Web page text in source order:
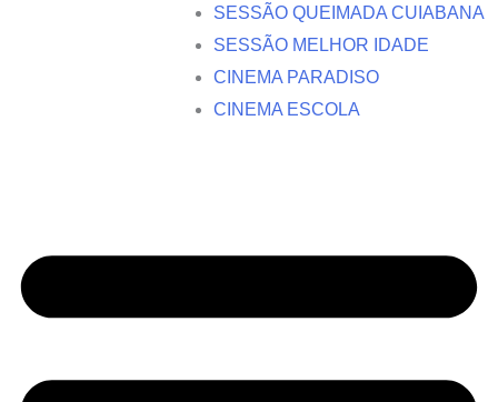
SESSÃO QUEIMADA CUIABANA
SESSÃO MELHOR IDADE
CINEMA PARADISO
CINEMA ESCOLA